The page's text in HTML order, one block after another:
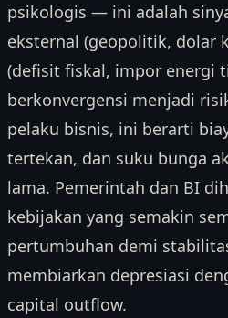
psikologis — ini adalah
eksternal (geopolitik, dolar
(defisit fiskal, impor energi
berkonvergensi menjadi
pelaku bisnis, ini berarti
tertekan, dan suku bunga
lama. Pemerintah dan BI
kebijakan yang semakin
pertumbuhan demi
membiarkan depresiasi
capital outflow.